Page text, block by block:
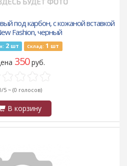
под карбон, с кожаной вставкой
Fashion, черный
2шт Склад: 1 шт
350руб.
5 ~ (0 голосов)
В корзину